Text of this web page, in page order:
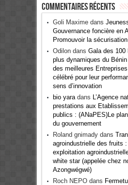
Commentaires récents
Goli Maximedans
Gouvernance foncière en
Promouvoir la
Odilondans Gala des 100
plus dynamiques du
des meilleures
célébré pour leur
sens d’innovation
bio yaradans
L’Agence
prestations aux
publics : (ANaPES)Le
du gouvernement
Roland gnimadydans
agroindustrielle des fruits
exploitation
white star (appelée chez
Azongwégwé)
Roch NEPOdans